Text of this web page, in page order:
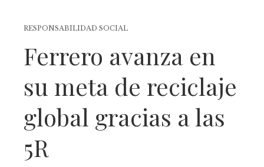
RESPONSABILIDAD SOCIAL
Ferrero avanza en
su meta de reciclaje
global gracias a las
5R